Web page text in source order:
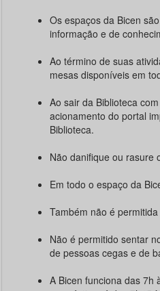
Os espaços da Bicen
informação e de
Ao término de suas
mesas disponíveis em
Ao sair da Biblioteca
acionamento do portal
Biblioteca.
Não danifique ou rasure
Em todo o espaço da
Também não é
Não é permitido sentar
de pessoas cegas e de
A Bicen funciona das 7h